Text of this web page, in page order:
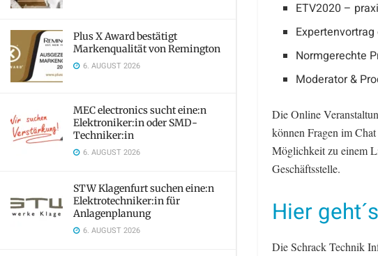
Plus X Award bestätigt
Markenqualität von Remington
6. AUGUST 2026
MEC electronics sucht eine:n
Elektroniker:in oder SMD-
Techniker:in
6. AUGUST 2026
STW Klagenfurt suchen eine:n
Elektrotechniker:in für
Anlagenplanung
6. AUGUST 2026
ETV2020 –
Normgerechte
Moderator &
Die Online
können Fragen im
Möglichkeit zu einem
Geschäftsstelle.
Hier
Die Schrack Technik